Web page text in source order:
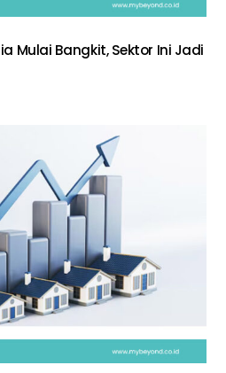
Mulai Bangkit, Sektor Ini Jadi